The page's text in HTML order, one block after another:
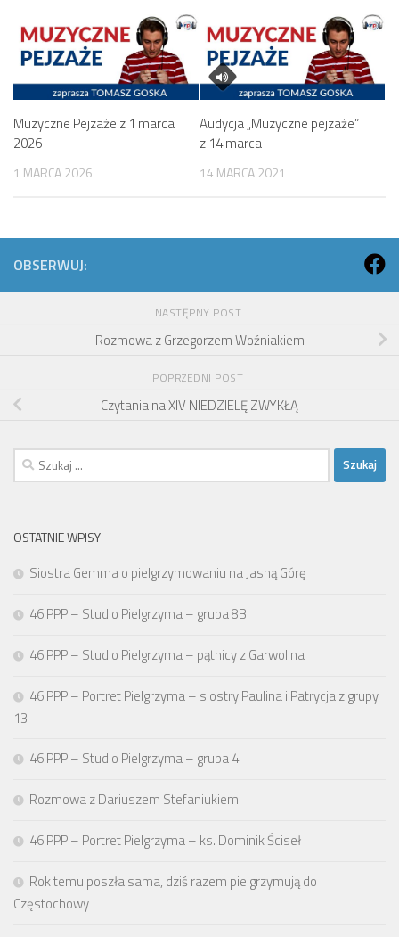
Muzyczne Pejzaże z 1 marca
2026
1 MARCA 2026
Audycja „Muzyczne pejzaże”
z 14 marca
14 MARCA 2021
OBSERWUJ:
NASTĘPNY POST
Rozmowa z Grzegorzem Woźniakiem
POPRZEDNI POST
Czytania na XIV NIEDZIELĘ ZWYKŁĄ
Szukaj:
OSTATNIE WPISY
Siostra Gemma o pielgrzymowaniu na Jasną Górę
46 PPP – Studio Pielgrzyma – grupa 8B
46 PPP – Studio Pielgrzyma – pątnicy z Garwolina
46 PPP – Portret Pielgrzyma – siostry Paulina i Patrycja z grupy
13
46 PPP – Studio Pielgrzyma – grupa 4
Rozmowa z Dariuszem Stefaniukiem
46 PPP – Portret Pielgrzyma – ks. Dominik Ściseł
Rok temu poszła sama, dziś razem pielgrzymują do
Częstochowy